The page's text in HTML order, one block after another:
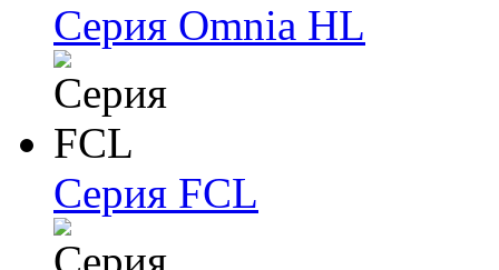
Серия Omnia HL
Серия FCL